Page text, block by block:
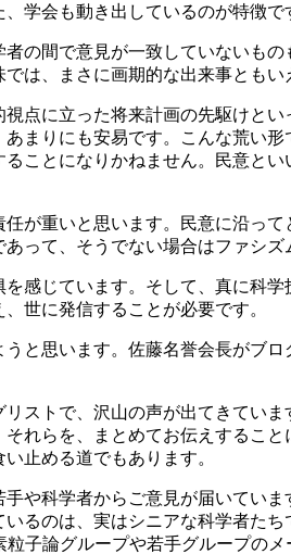
学会も動き出しているのが特徴で
の間で意見が一致していないも
は、まさに画期的な出来事ともい
点に立った将来計画の先駆けと
まりにも安易です。こんな荒い
ことになりかねません。民意と
が重いと思います。民意に沿っ
って、そうでない場合はファシ
感じています。そして、真に科
世に発信することが必要です。
と思います。佐藤名誉会長がブ
ストで、沢山の声が出てきてい
れらを、まとめてお伝えするこ
止める道でもあります。
や科学者からご意見が届いてい
るのは、実はシニアな科学者た
子論グループや若手グループの